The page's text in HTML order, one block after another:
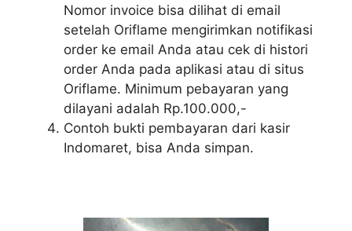
Nomor invoice bisa dilihat di email
setelah Oriflame mengirimkan notifikasi
order ke email Anda atau cek di histori
order Anda pada aplikasi atau di situs
Oriflame. Minimum pebayaran yang
dilayani adalah Rp.100.000,-
Contoh bukti pembayaran dari kasir
Indomaret, bisa Anda simpan.